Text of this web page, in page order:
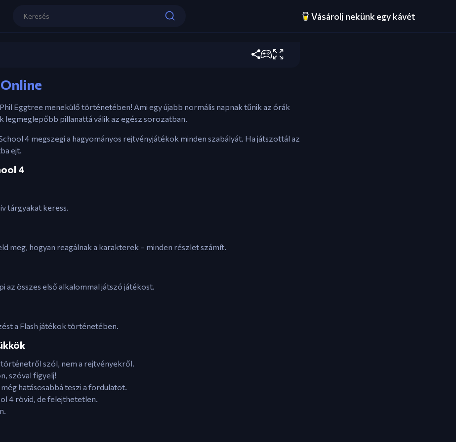
Vásárolj nekünk egy kávét
Eggtree menekülő történetében! Ami egy újabb normális napnak tűnik az órák
legmeglepőbb pillanattá válik az egész sorozatban.
4 megszegi a hagyományos rejtvényjátékok minden szabályát. Ha játszottál az
ejt.
4
tárgyakat keress.
meg, hogyan reagálnak a karakterek – minden részlet számít.
az összes első alkalommal játszó játékost.
a Flash játékok történetében.
történetről szól, nem a rejtvényekről.
szóval figyelj!
még hatásosabbá teszi a fordulatot.
4 rövid, de felejthetetlen.